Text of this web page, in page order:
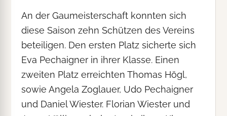
An der Gaumeisterschaft konnten sich
diese Saison zehn Schützen des Vereins
beteiligen. Den ersten Platz sicherte sich
Eva Pechaigner in ihrer Klasse. Einen
zweiten Platz erreichten Thomas Högl,
sowie Angela Zoglauer, Udo Pechaigner
und Daniel Wiester. Florian Wiester und